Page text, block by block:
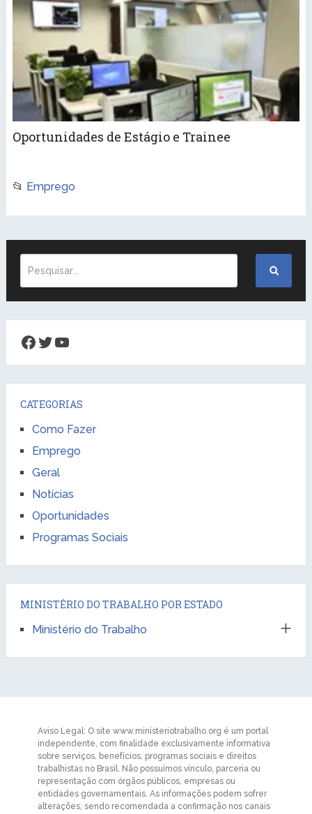
Oportunidades de Estágio e Trainee
📂 Emprego
Facebook
Twitter
Youtube
CATEGORIAS
Como Fazer
Emprego
Geral
Notícias
Oportunidades
Programas Sociais
MINISTÉRIO DO TRABALHO POR ESTADO
Ministério do Trabalho
Aviso Legal: O site www.ministeriotrabalho.org é um portal
independente, com finalidade exclusivamente informativa
sobre serviços, benefícios, programas sociais e direitos
trabalhistas no Brasil. Não possuímos vínculo, parceria ou
representação com órgãos públicos, empresas ou
entidades governamentais. As informações podem sofrer
alterações, sendo recomendada a confirmação nos canais